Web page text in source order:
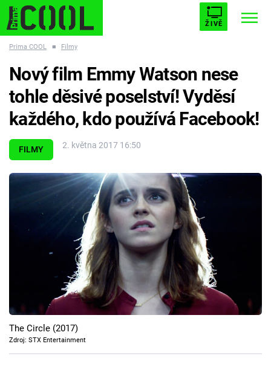
ŽIVĚ
ESCAPE PLNEJ KOTEL AVENGERS 5
Témata
Filmy
Cool Esport
Pořady
TV Program
Prima COOL ■ Filmy
FILMY 2. května 2017 16:50
Nový film Emmy Watson nese
tohle děsivé poselství! Vyděsí
každého, kdo používá Facebook!
The Circle (2017)
Zdroj: STX Entertainment